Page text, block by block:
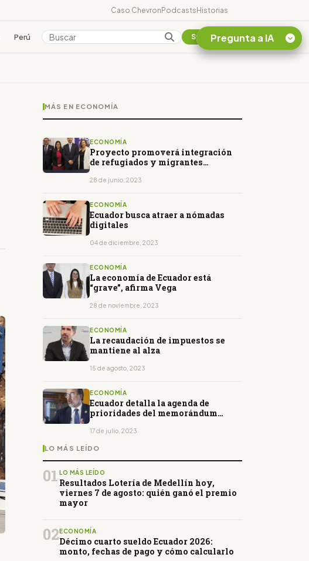
Caso ChevronPodcastsHistorias
Perú Colombia Suscribirse
MÁS EN ECONOMÍA
ECONOMÍA
Proyecto promoverá integración
de refugiados y migrantes
28 de junio, 2023
ECONOMÍA
Ecuador busca atraer a nómadas
digitales
04 de diciembre, 2023
ECONOMÍA
La economía de Ecuador está
“grave”, afirma Vega
28 de noviembre, 2023
ECONOMÍA
La recaudación de impuestos se
mantiene al alza
15 de agosto, 2023
ECONOMÍA
Ecuador detalla la agenda de
prioridades del memorándum
17 de julio, 2023
LO MÁS LEÍDO
01 LO MÁS LEÍDO
Resultados Lotería de Medellín hoy,
viernes 7 de agosto: quién ganó el premio
mayor
02 ECONOMÍA
Décimo cuarto sueldo Ecuador 2026:
monto, fechas de pago y cómo calcularlo
Pregunta a IA